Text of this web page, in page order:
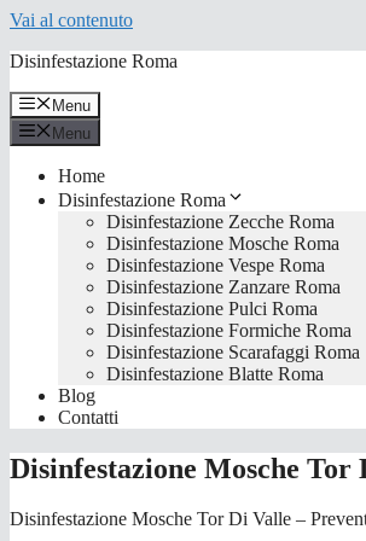
Vai al contenuto
Disinfestazione Roma
Menu
Menu
Home
Disinfestazione Roma
Disinfestazione Zecche Roma
Disinfestazione Mosche Roma
Disinfestazione Vespe Roma
Disinfestazione Zanzare Roma
Disinfestazione Pulci Roma
Disinfestazione Formiche Roma
Disinfestazione Scarafaggi Roma
Disinfestazione Blatte Roma
Blog
Contatti
Disinfestazione Mosche Tor
Disinfestazione Mosche Tor Di Valle –